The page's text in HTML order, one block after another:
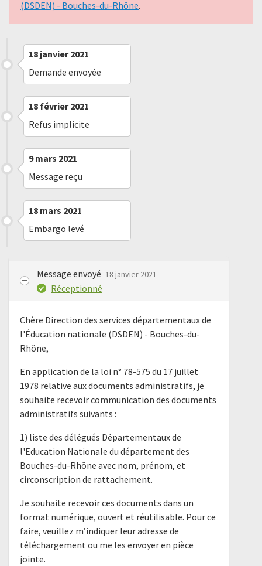
(DSDEN) - Bouches-du-Rhône.
18 janvier 2021
Demande envoyée
18 février 2021
Refus implicite
9 mars 2021
Message reçu
18 mars 2021
Embargo levé
Message envoyé 18 janvier 2021
Réceptionné
Chère Direction des services départementaux de
l'Éducation nationale (DSDEN) - Bouches-du-
Rhône,
En application de la loi n° 78-575 du 17 juillet
1978 relative aux documents administratifs, je
souhaite recevoir communication des documents
administratifs suivants :
1) liste des délégués Départementaux de
l'Education Nationale du département des
Bouches-du-Rhône avec nom, prénom, et
circonscription de rattachement.
Je souhaite recevoir ces documents dans un
format numérique, ouvert et réutilisable. Pour ce
faire, veuillez m’indiquer leur adresse de
téléchargement ou me les envoyer en pièce
jointe.